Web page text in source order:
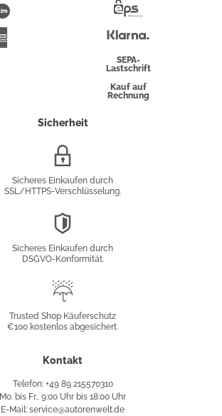
Maestro
Überweisung
SEPA-
Lastschrift
Kauf auf
Rechnung
Sicherheit
Sicheres Einkaufen durch
SSL/HTTPS-Verschlüsselung.
Sicheres Einkaufen durch
DSGVO-Konformität.
Käuferschutz
Trusted Shop Käuferschutz
€100 kostenlos abgesichert.
Kontakt
Telefon: +49 89 215570310
Mo. bis Fr., 9:00 Uhr bis 18:00 Uhr
E-Mail: service@autorenwelt.de